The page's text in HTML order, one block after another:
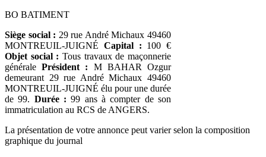
BO BATIMENT
Siège social : 29 rue André Michaux 49460
MONTREUIL-JUIGNÉ Capital : 100 €
Objet social : Tous travaux de maçonnerie
généralePrésident : M BAHAR Ozgur
demeurant 29 rue André Michaux 49460
MONTREUIL-JUIGNÉ élu pour une durée
de 99. Durée : 99 ans à compter de son
immatriculation au RCS de ANGERS.
La présentation de votre annonce peut varier selon la composition
graphique du journal